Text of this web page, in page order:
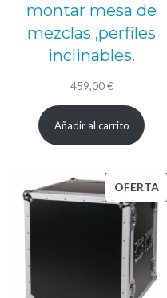
montar mesa de
mezclas ,perfiles
inclinables.
459,00€
Añadir al carrito
OFERTA
EN